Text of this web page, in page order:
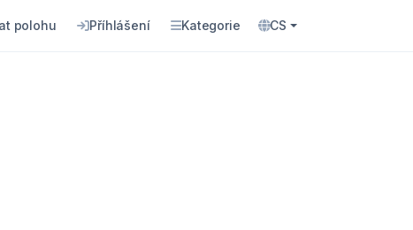
polohu Příhlášení Kategorie CS